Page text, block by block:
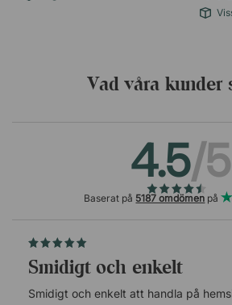
Ljusgrå (60004)
Vad våra kunder
4.5/5
Baserat på 5187 omdömen på
Smidigt och enkelt
Smidigt och enkelt att handla på